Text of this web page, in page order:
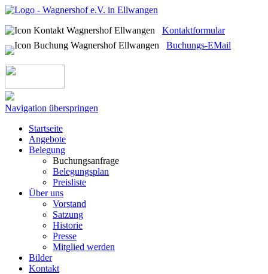
Kontaktformular
Buchungs-EMail
Navigation überspringen
Startseite
Angebote
Belegung
Buchungsanfrage
Belegungsplan
Preisliste
Über uns
Vorstand
Satzung
Historie
Presse
Mitglied werden
Bilder
Kontakt